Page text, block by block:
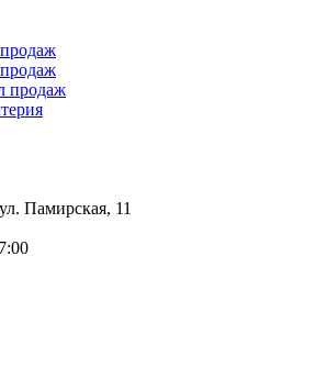
продаж
Памирская, 11